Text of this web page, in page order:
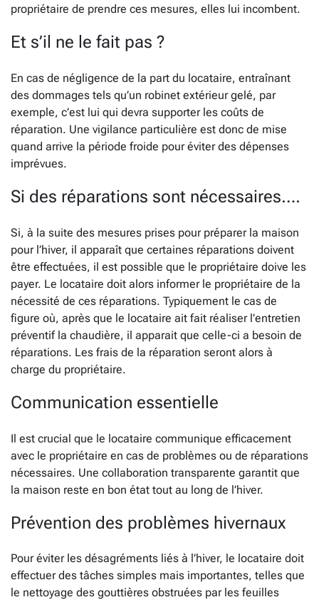
propriétaire de prendre ces mesures, elles lui incombent.
Et s’il ne le fait pas ?
En cas de négligence de la part du locataire, entraînant
des dommages tels qu’un robinet extérieur gelé, par
exemple, c’est lui qui devra supporter les coûts de
réparation. Une vigilance particulière est donc de mise
quand arrive la période froide pour éviter des dépenses
imprévues.
Si des réparations sont nécessaires….
Si, à la suite des mesures prises pour préparer la maison
pour l’hiver, il apparaît que certaines réparations doivent
être effectuées, il est possible que le propriétaire doive les
payer. Le locataire doit alors informer le propriétaire de la
nécessité de ces réparations. Typiquement le cas de
figure où, après que le locataire ait fait réaliser l’entretien
préventif la chaudière, il apparait que celle-ci a besoin de
réparations. Les frais de la réparation seront alors à
charge du propriétaire.
Communication essentielle
Il est crucial que le locataire communique efficacement
avec le propriétaire en cas de problèmes ou de réparations
nécessaires. Une collaboration transparente garantit que
la maison reste en bon état tout au long de l’hiver.
Prévention des problèmes hivernaux
Pour éviter les désagréments liés à l’hiver, le locataire doit
effectuer des tâches simples mais importantes, telles que
le nettoyage des gouttières obstruées par les feuilles